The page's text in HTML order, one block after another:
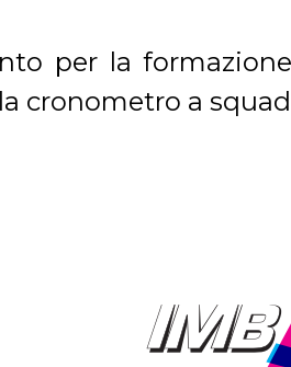
per la
cronometro a